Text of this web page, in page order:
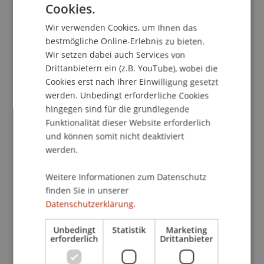
School/Professur:
Exchange Traded Funds - Investment Applications
and Distribution Challenges
Referent
Dr. Christian Gast
Head of UBS Exchange Traded Funds and Equity
Kontakt
Downloads/Links
Cookies.
Wir verwenden Cookies, um Ihnen das
bestmögliche Online-Erlebnis zu bieten.
Wir setzen dabei auch Services von
Drittanbietern ein (z.B. YouTube), wobei die
Cookies erst nach Ihrer Einwilligung gesetzt
werden. Unbedingt erforderliche Cookies
hingegen sind für die grundlegende
Funktionalität dieser Website erforderlich
und können somit nicht deaktiviert
werden.
Weitere Informationen zum Datenschutz
finden Sie in unserer
Datenschutzerklärung.
Unbedingt
erforderlich
Statistik Marketing
Drittanbieter